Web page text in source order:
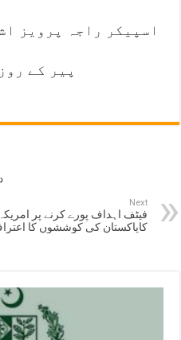
اسپیکر راجہ پرویز
پیر کے
Next
فیٹف اہداف پورے کرنے پر امریکہ
کاپاکستان کی کوششوں کا